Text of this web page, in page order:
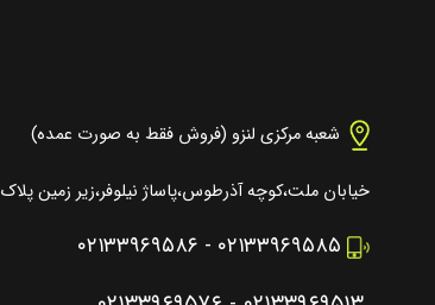
شعبه مرکزی لنزو (فروش فقط به صورت عمده)
خیابان ملت،کوچه آذرطوس،پاساژ نیلوفر،زیر زمین پلاک ۲۵
۰۲۱۳۳۹۶۹۵۸۵ - ۰۲۱۳۳۹۶۹۵۸۶